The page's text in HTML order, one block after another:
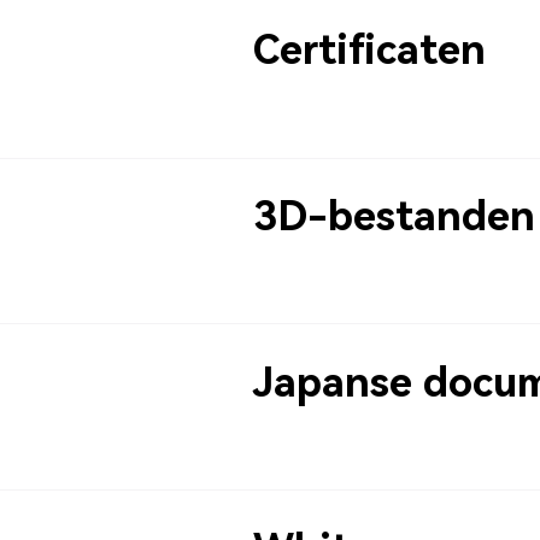
Certificaten
3D-bestanden
Japanse